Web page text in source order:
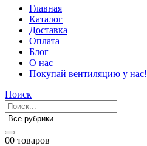
Главная
Каталог
Доставка
Оплата
Блог
О нас
Покупай вентиляцию у нас!
Поиск
00 товаров